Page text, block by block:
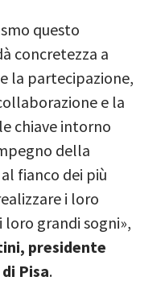
questo
concretezza a
la partecipazione,
e la
chiave intorno
della
fianco dei più
i loro
grandi sogni»,
presidente
Pisa.